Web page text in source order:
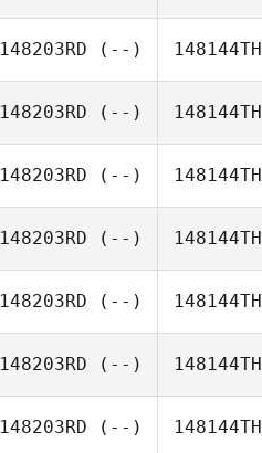
148203RD (--) 148144TH
148203RD (--) 148144TH
148203RD (--) 148144TH
148203RD (--) 148144TH
148203RD (--) 148144TH
148203RD (--) 148144TH
148203RD (--) 148144TH